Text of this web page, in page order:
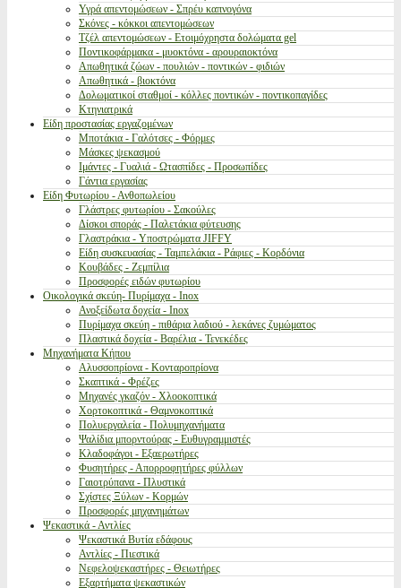
Υγρά απεντομώσεων - Σπρέυ καπνογόνα
Σκόνες - κόκκοι απεντομώσεων
Τζέλ απεντομώσεων - Ετοιμόχρηστα δολώματα gel
Ποντικοφάρμακα - μυοκτόνα - αρουραιοκτόνα
Απωθητικά ζώων - πουλιών - ποντικών - φιδιών
Απωθητικά - βιοκτόνα
Δολωματικοί σταθμοί - κόλλες ποντικών - ποντικοπαγίδες
Κτηνιατρικά
Είδη προστασίας εργαζομένων
Μποτάκια - Γαλότσες - Φόρμες
Μάσκες ψεκασμού
Ιμάντες - Γυαλιά - Ωτασπίδες - Προσωπίδες
Γάντια εργασίας
Είδη Φυτωρίου - Ανθοπωλείου
Γλάστρες φυτωρίου - Σακούλες
Δίσκοι σποράς - Παλετάκια φύτευσης
Γλαστράκια - Υποστρώματα JIFFY
Είδη συσκευασίας - Ταμπελάκια - Ράφιες - Κορδόνια
Κουβάδες - Ζεμπίλια
Προσφορές ειδών φυτωρίου
Οικολογικά σκεύη- Πυρίμαχα - Inox
Ανοξείδωτα δοχεία - Inox
Πυρίμαχα σκεύη - πιθάρια λαδιού - λεκάνες ζυμώματος
Πλαστικά δοχεία - Βαρέλια - Τενεκέδες
Μηχανήματα Κήπου
Αλυσσοπρίονα - Κονταροπρίονα
Σκαπτικά - Φρέζες
Μηχανές γκαζόν - Χλοοκοπτικά
Χορτοκοπτικά - Θαμνοκοπτικά
Πολυεργαλεία - Πολυμηχανήματα
Ψαλίδια μπορντούρας - Ευθυγραμμιστές
Κλαδοφάγοι - Εξαερωτήρες
Φυσητήρες - Απορροφητήρες φύλλων
Γαιοτρύπανα - Πλυστικά
Σχίστες Ξύλων - Κορμών
Προσφορές μηχανημάτων
Ψεκαστικά - Αντλίες
Ψεκαστικά Βυτία εδάφους
Αντλίες - Πιεστικά
Νεφελοψεκαστήρες - Θειωτήρες
Εξαρτήματα ψεκαστικών